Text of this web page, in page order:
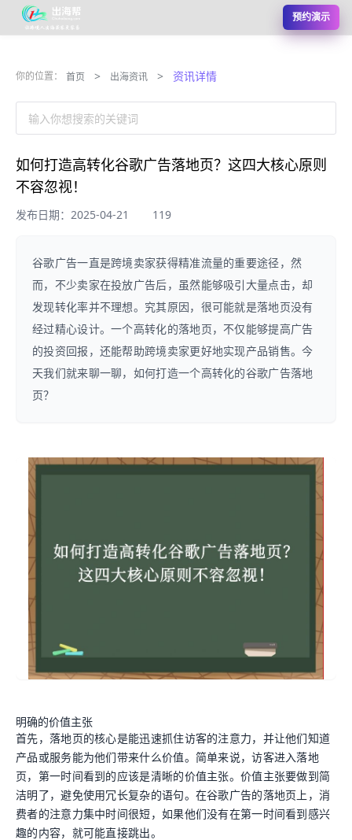
预约演示
你的位置： 首页 > 出海资讯 > 资讯详情
输入你想搜索的关键词
如何打造高转化谷歌广告落地页？这四大核心原则
不容忽视！
发布日期：2025-04-21 119
谷歌广告一直是跨境卖家获得精准流量的重要途径，然
而，不少卖家在投放广告后，虽然能够吸引大量点击，却
发现转化率并不理想。究其原因，很可能就是落地页没有
经过精心设计。一个高转化的落地页，不仅能够提高广告
的投资回报，还能帮助跨境卖家更好地实现产品销售。今
天我们就来聊一聊，如何打造一个高转化的谷歌广告落地
页？
明确的价值主张
首先，落地页的核心是能迅速抓住访客的注意力，并让他们知道
产品或服务能为他们带来什么价值。简单来说，访客进入落地
页，第一时间看到的应该是清晰的价值主张。价值主张要做到简
洁明了，避免使用冗长复杂的语句。在谷歌广告的落地页上，消
费者的注意力集中时间很短，如果他们没有在第一时间看到感兴
趣的内容，就可能直接跳出。